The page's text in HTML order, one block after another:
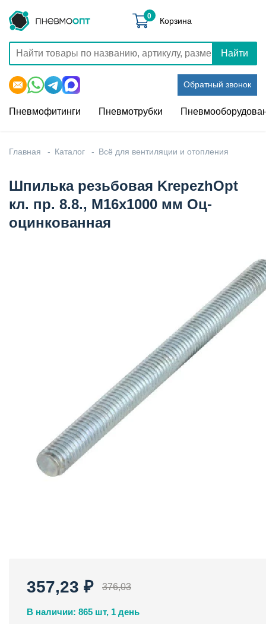
Найти
Обратный звонок
0 Корзина
Пневмофитинги Пневмотрубки
Главная Каталог Всё для вентиляции и отопления
Шпилька резьбовая KrepezhOpt
кл. пр. 8.8., М16х1000 мм Оц-
оцинкованная
357,23 ₽ 376,03
В наличии: 865 шт, 1 день